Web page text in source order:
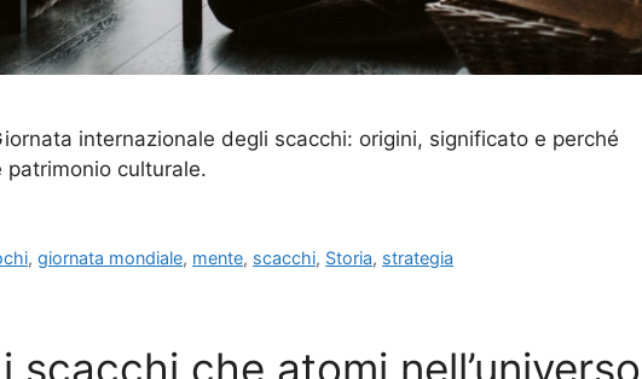
internazionale degli scacchi: origini, significato e perché
patrimonio culturale.
,giornata mondiale, mente, scacchi, Storia, strategia
scacchi che atomi nell’universo